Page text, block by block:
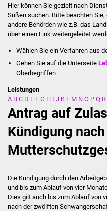
Hier können Sie gezielt nach
Süßen suchen. Bitte beachten Sie,
andere Behörden wie z.B. das
über einen Link weitergeleitet
Wählen Sie ein Verfahren aus
Gehen Sie auf die Unterseite
Oberbegriffen
Leistungen
A B C D E F G H I J K L M N O P Q R
Antrag auf
Kündigung nach
Die Kündigung durch den
und bis zum Ablauf von vier
Dies gilt auch bis zum Ablauf von
nach der zwölften